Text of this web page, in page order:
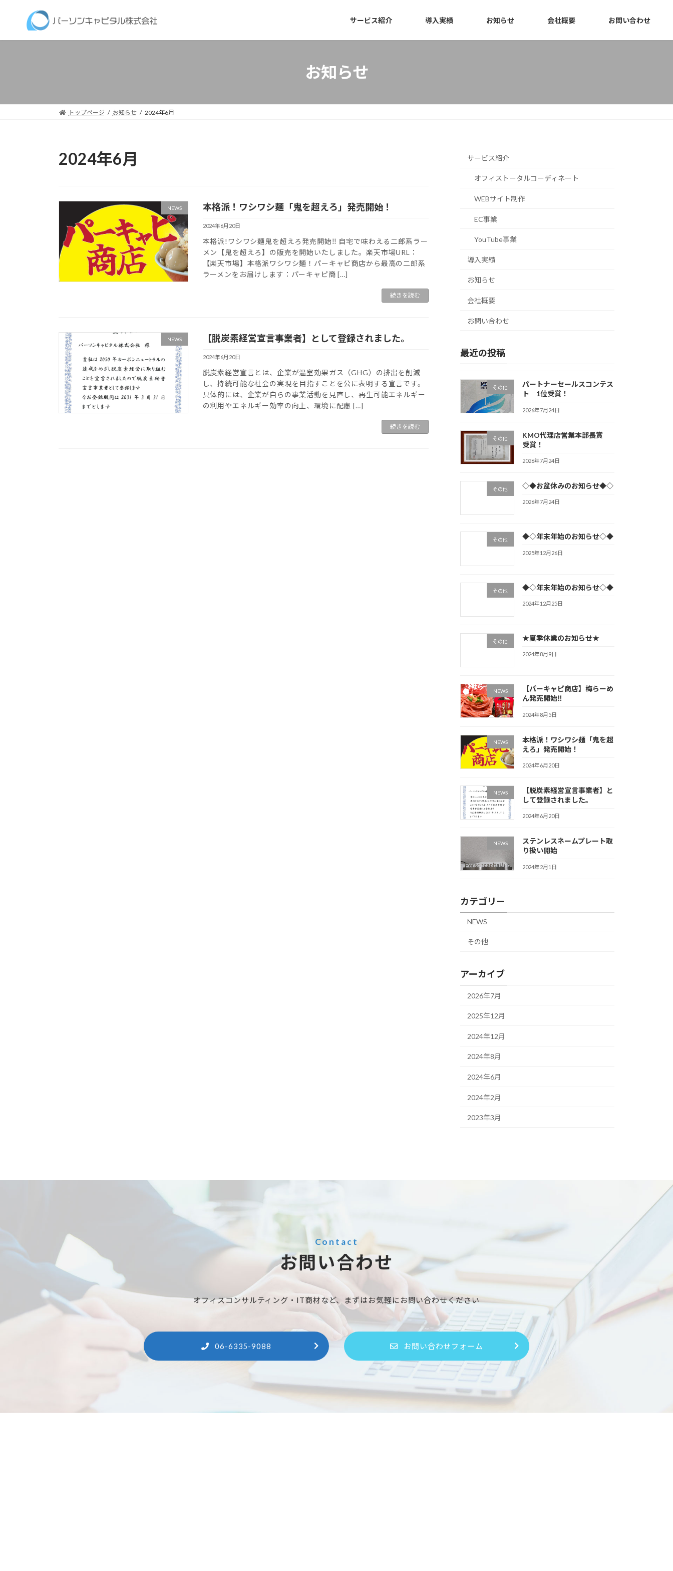
ン
ッ
ー
移
サービス紹介 導入実績 お知らせ 会社概要 お問い合わせ
お知らせ
トップページ お知らせ 2024年6月
2024年6月
NEWS 本格派！ワシワシ麺「鬼を超えろ」発売開始！
2024年6月20日
本格派!ワシワシ麺鬼を超えろ発売開始‼ 自宅で味わえる二郎系ラー
メン【鬼を超えろ】の販売を開始いたしました。楽天市場URL：
【楽天市場】本格派ワシワシ麺！パーキャピ商店から最高の二郎系
ラーメンをお届けします：パーキャピ商 […]
続きを読む
NEWS 【脱炭素経営宣言事業者】として登録されました。
2024年6月20日
脱炭素経営宣言とは、企業が温室効果ガス（GHG）の排出を削減
し、持続可能な社会の実現を目指すことを公に表明する宣言です。
具体的には、企業が自らの事業活動を見直し、再生可能エネルギー
の利用やエネルギー効率の向上、環境に配慮 […]
続きを読む
サービス紹介
オフィストータルコーディネート
WEBサイト制作
EC事業
YouTube事業
導入実績
お知らせ
会社概要
お問い合わせ
最近の投稿
その他
パートナーセールスコンテス
ト 1位受賞！
2026年7月24日
その他
KMO代理店営業本部長賞
受賞！
2026年7月24日
その他 ◇◆お盆休みのお知らせ◆◇
2026年7月24日
その他 ◆◇年末年始のお知らせ◇◆
2025年12月26日
その他 ◆◇年末年始のお知らせ◇◆
2024年12月25日
その他 ★夏季休業のお知らせ★
2024年8月9日
NEWS
【パーキャピ商店】梅らーめ
ん発売開始‼
2024年8月5日
NEWS
本格派！ワシワシ麺「鬼を超
えろ」発売開始！
2024年6月20日
NEWS
【脱炭素経営宣言事業者】と
して登録されました。
2024年6月20日
NEWS
ステンレスネームプレート取
り扱い開始
2024年2月1日
カテゴリー
NEWS
その他
アーカイブ
2026年7月
2025年12月
2024年12月
2024年8月
2024年6月
2024年2月
2023年3月
Contact
お問い合わせ
オフィスコンサルティング・IT商材など、まずはお気軽にお問い合わせください
06-6335-9088 お問い合わせフォーム